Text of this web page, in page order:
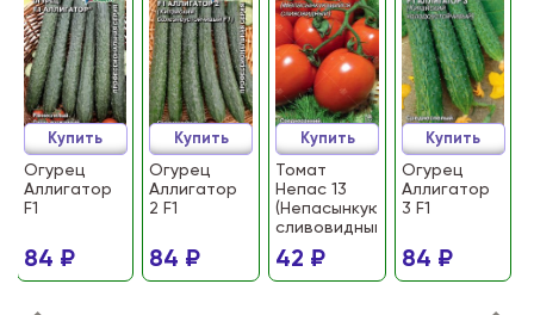
Огурец
Аллигатор
F1
84 ₽
Купить
Огурец
Аллигатор
2 F1
84 ₽
Купить
Томат
Непас 13
(Непасынкующийся
сливовидный)
42 ₽
Купить
Огурец
Аллигатор
3 F1
84 ₽
Купить